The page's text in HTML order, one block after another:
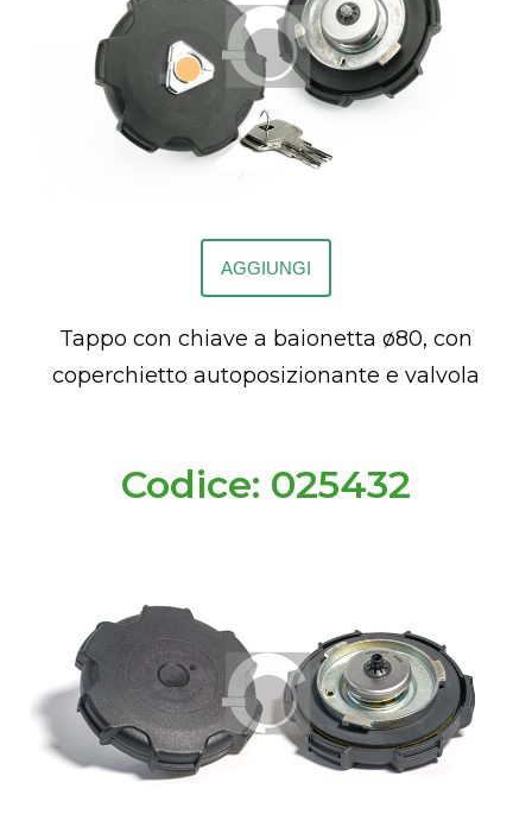
AGGIUNGI
Tappo con chiave a baionetta ø80, con
coperchietto autoposizionante e valvola
Codice: 025432